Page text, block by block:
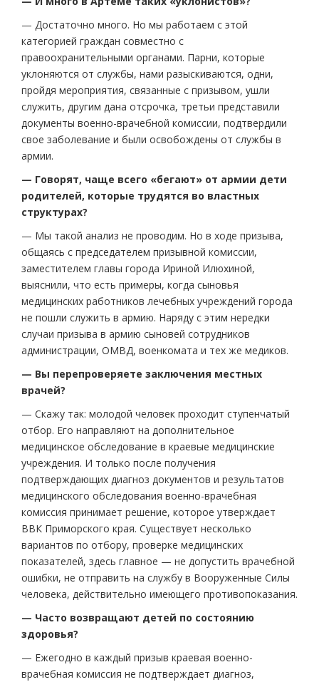
— Достаточно много. Но мы работаем с этой
категорией граждан совместно с
правоохранительными органами. Парни, которые
уклоняются от службы, нами разыскиваются, одни,
пройдя мероприятия, связанные с призывом, ушли
служить, другим дана отсрочка, третьи представили
документы военно-врачебной комиссии, подтвердили
свое заболевание и были освобождены от службы в
армии.
— Говорят, чаще всего «бегают» от армии дети
родителей, которые трудятся во властных
структурах?
— Мы такой анализ не проводим. Но в ходе призыва,
общаясь с председателем призывной комиссии,
заместителем главы города Ириной Илюхиной,
выяснили, что есть примеры, когда сыновья
медицинских работников лечебных учреждений города
не пошли служить в армию. Наряду с этим нередки
случаи призыва в армию сыновей сотрудников
администрации, ОМВД, военкомата и тех же медиков.
— Вы перепроверяете заключения местных
врачей?
— Скажу так: молодой человек проходит ступенчатый
отбор. Его направляют на дополнительное
медицинское обследование в краевые медицинские
учреждения. И только после получения
подтверждающих диагноз документов и результатов
медицинского обследования военно-врачебная
комиссия принимает решение, которое утверждает
ВВК Приморского края. Существует несколько
вариантов по отбору, проверке медицинских
показателей, здесь главное — не допустить врачебной
ошибки, не отправить на службу в Вооруженные Силы
человека, действительно имеющего противопоказания.
— Часто возвращают детей по состоянию
здоровья?
— Ежегодно в каждый призыв краевая военно-
врачебная комиссия не подтверждает диагноз,